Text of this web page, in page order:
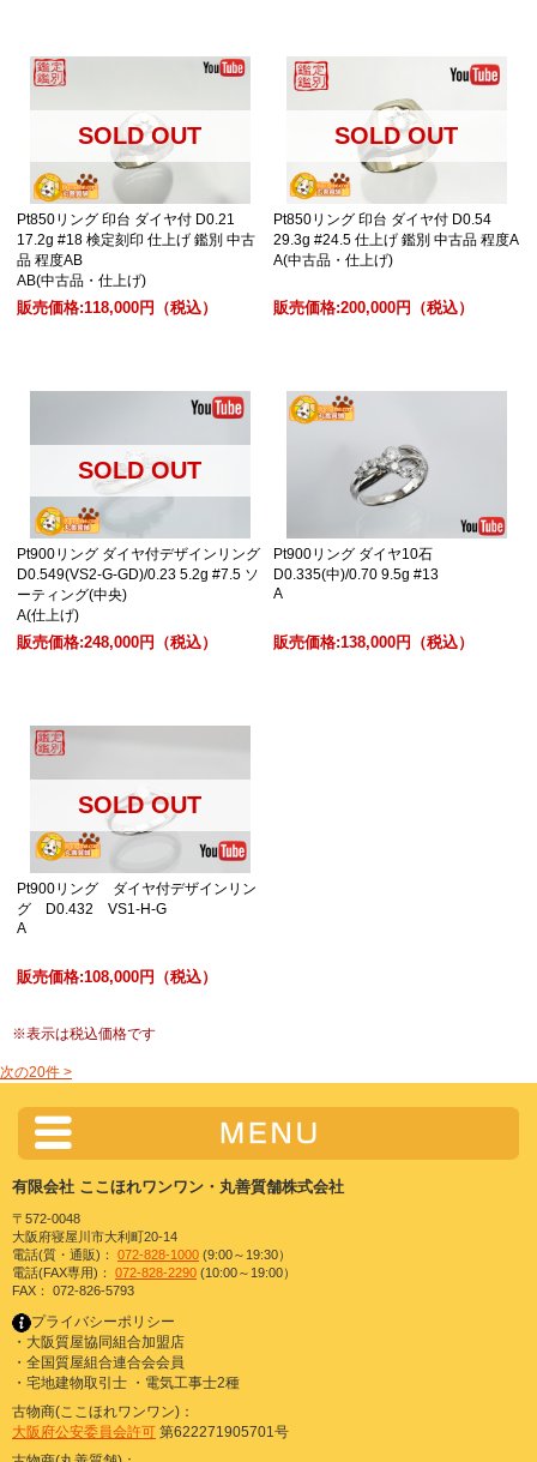
Pt850リング 印台 ダイヤ付 D0.21
17.2g #18 検定刻印 仕上げ 鑑別 中古
品 程度AB
AB(中古品・仕上げ)
販売価格:118,000円 （税込）
SOLD OUT
Pt850リング 印台 ダイヤ付 D0.54
29.3g #24.5 仕上げ 鑑別 中古品 程度A
A(中古品・仕上げ)
販売価格:200,000円 （税込）
SOLD OUT
Pt900リング ダイヤ付デザインリング
D0.549(VS2-G-GD)/0.23 5.2g #7.5 ソ
ーティング(中央)
A(仕上げ)
販売価格:248,000円 （税込）
SOLD OUT
Pt900リング ダイヤ10石
D0.335(中)/0.70 9.5g #13
A
販売価格:138,000円 （税込）
Pt900リング ダイヤ付デザインリン
グ D0.432 VS1-H-G
A
販売価格:108,000円 （税込）
SOLD OUT
※表示は税込価格です
次の20件 >
有限会社 ここほれワンワン・丸善質舗株式会社
〒572-0048
大阪府寝屋川市大利町20-14
電話(質・通販)： 072-828-1000 (9:00～19:30）
電話(FAX専用)： 072-828-2290 (10:00～19:00）
FAX： 072-826-5793
プライバシーポリシー
・大阪質屋協同組合加盟店
・全国質屋組合連合会会員
・宅地建物取引士 ・電気工事士2種
古物商(ここほれワンワン)：
大阪府公安委員会許可 第622271905701号